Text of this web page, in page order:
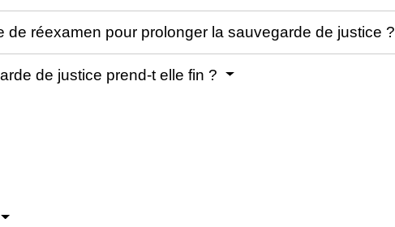
de réexamen pour prolonger la sauvegarde de justice ?
de justice prend-t elle fin ?